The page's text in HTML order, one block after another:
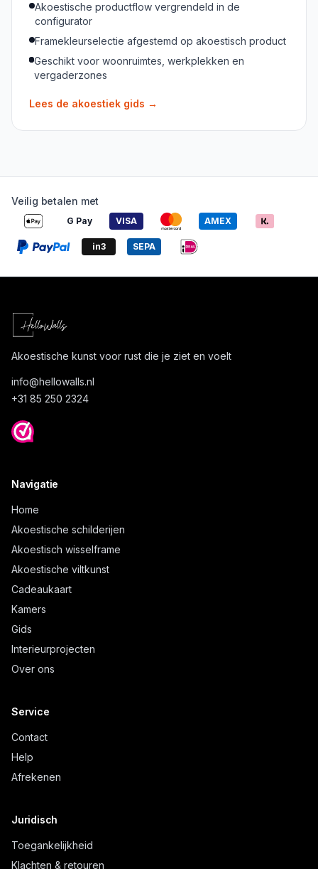
Akoestische productflow vergrendeld in de
configurator
Framekleurselectie afgestemd op akoestisch product
Geschikt voor woonruimtes, werkplekken en
vergaderzones
Lees de akoestiek gids →
Veilig betalen met
G Pay VISA AMEX
in3 SEPA
Akoestische kunst voor rust die je ziet en voelt
info@hellowalls.nl
+31 85 250 2324
Navigatie
Home
Akoestische schilderijen
Akoestisch wisselframe
Akoestische viltkunst
Cadeaukaart
Kamers
Gids
Interieurprojecten
Over ons
Service
Contact
Help
Afrekenen
Juridisch
Toegankelijkheid
Klachten & retouren